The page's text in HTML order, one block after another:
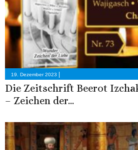
19. Dezember 2023 |
Die Zeitschrift Beerot
– Zeichen der...